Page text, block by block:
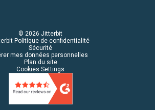
© 2026 Jitterbit
Politique de confidentialité
Sécurité
mes données personnelles
Plan du site
Cookies Settings